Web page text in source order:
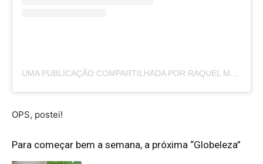
UMA PUBLICAÇÃO COMPARTILHADA POR RAQUEL MOREIRA (@BYRAQUELMOREIRA)
OPS, postei!
Para começar bem a semana, a próxima “Globeleza”